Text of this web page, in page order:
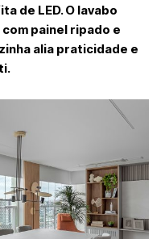
de LED. O lavabo
painel ripado e
alia praticidade e